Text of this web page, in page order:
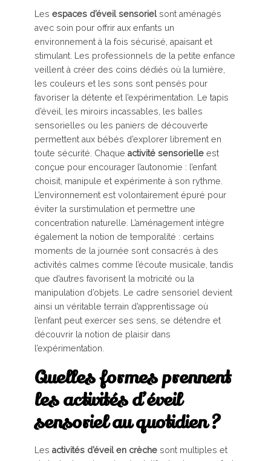
Les espaces d’éveil sensorielsont aménagés
avec soin pour offrir aux enfants un
environnement à la fois sécurisé, apaisant et
stimulant. Les professionnels de la petite enfance
veillent à créer des coins dédiés où la lumière,
les couleurs et les sons sont pensés pour
favoriser la détente et l’expérimentation. Le tapis
d’éveil, les miroirs incassables, les balles
sensorielles ou les paniers de découverte
permettent aux bébés d’explorer librement en
toute sécurité. Chaque activité sensorielleest
conçue pour encourager l’autonomie : l’enfant
choisit, manipule et expérimente à son rythme.
L’environnement est volontairement épuré pour
éviter la surstimulation et permettre une
concentration naturelle. L’aménagement intègre
également la notion de temporalité : certains
moments de la journée sont consacrés à des
activités calmes comme l’écoute musicale, tandis
que d’autres favorisent la motricité ou la
manipulation d’objets. Le cadre sensoriel devient
ainsi un véritable terrain d’apprentissage où
l’enfant peut exercer ses sens, se détendre et
découvrir la notion de plaisir dans
l’expérimentation.
Quelles formes prennent
les activités d’éveil
sensoriel au quotidien ?
Les activités d’éveil en crèchesont multiples et